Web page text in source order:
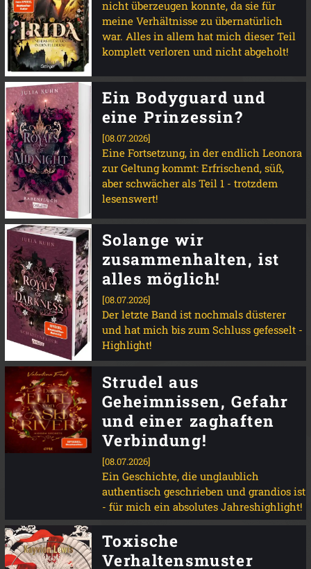
nicht überzeugen konnte, da sie für
meine Verhältnisse zu übernatürlich
war. Alles in allem hat mich dieser Teil
komplett verloren und nicht abgeholt!
Ein Bodyguard und
eine Prinzessin?
[08.07.2026]
Eine Fortsetzung, in der endlich Leonora
zur Geltung kommt: Erfrischend, süß,
aber schwächer als Teil 1 - trotzdem
lesenswert!
Solange wir
zusammenhalten, ist
alles möglich!
[08.07.2026]
Der letzte Band ist nochmals düsterer
und hat mich bis zum Schluss gefesselt -
Highlight!
Strudel aus
Geheimnissen, Gefahr
und einer zaghaften
Verbindung!
[08.07.2026]
Ein Geschichte, die unglaublich
authentisch geschrieben und grandios ist
- für mich ein absolutes Jahreshighlight!
Toxische
Verhaltensmuster